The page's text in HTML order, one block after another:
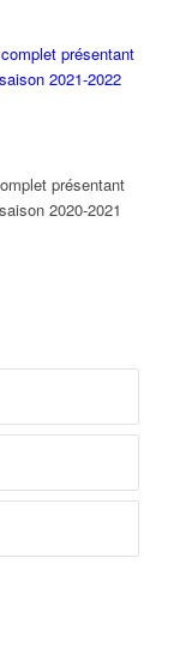
présentant
2021-2022
présentant
2020-2021